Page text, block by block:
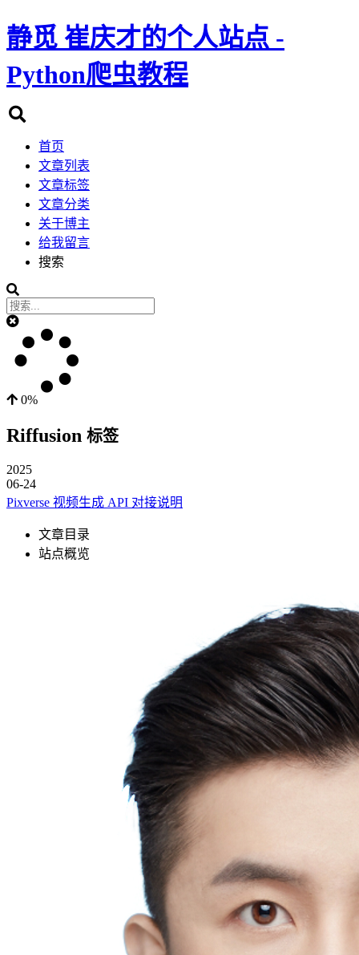
静觅 崔庆才的个人站点 -
Python爬虫教程
首页
文章列表
文章标签
文章分类
关于博主
给我留言
搜索
0%
Riffusion 标签
2025
06-24
Pixverse 视频生成 API 对接说明
文章目录
站点概览